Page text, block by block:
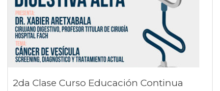
2da Clase Curso Educación Continua